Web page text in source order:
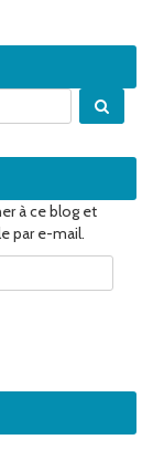
à ce blog et
par e-mail.